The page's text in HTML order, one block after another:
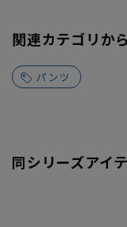
関連カテゴリか
パンツ
同シリーズアイ